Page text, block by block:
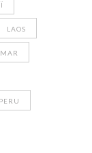
LAOS
PERU